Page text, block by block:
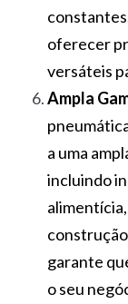
oferecer
versáteis
Ampla
a uma
incluindo
garante
o seu